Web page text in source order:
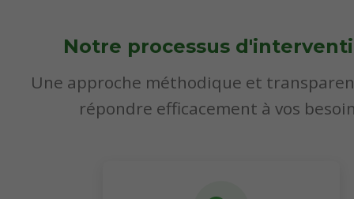
Notre processus
Une approche méthodique et
répondre efficacement à vos